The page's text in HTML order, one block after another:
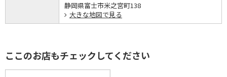
静岡県富士市米之宮町138
大きな地図で見る
ここのお店もチェックしてください